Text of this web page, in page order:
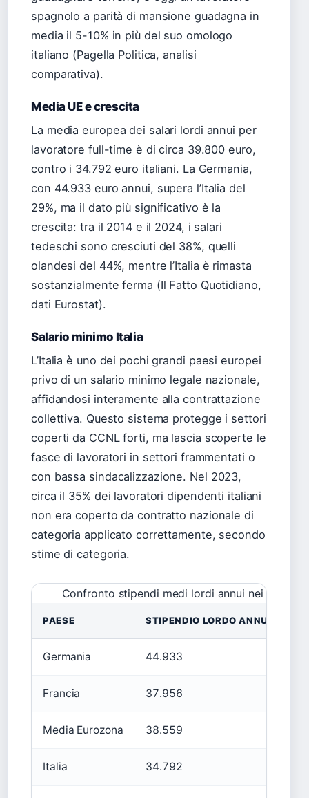
spagnolo a parità di mansione guadagna in
media il 5-10% in più del suo omologo
italiano (Pagella Politica, analisi
comparativa).
Media UE e crescita
La media europea dei salari lordi annui per
lavoratore full-time è di circa 39.800 euro,
contro i 34.792 euro italiani. La Germania,
con 44.933 euro annui, supera l’Italia del
29%, ma il dato più significativo è la
crescita: tra il 2014 e il 2024, i salari
tedeschi sono cresciuti del 38%, quelli
olandesi del 44%, mentre l’Italia è rimasta
sostanzialmente ferma (Il Fatto Quotidiano,
dati Eurostat).
Salario minimo Italia
L’Italia è uno dei pochi grandi paesi europei
privo di un salario minimo legale nazionale,
affidandosi interamente alla contrattazione
collettiva. Questo sistema protegge i settori
coperti da CCNL forti, ma lascia scoperte le
fasce di lavoratori in settori frammentati o
con bassa sindacalizzazione. Nel 2023,
circa il 35% dei lavoratori dipendenti italiani
non era coperto da contratto nazionale di
categoria applicato correttamente, secondo
stime di categoria.
Confronto stipendi medi lordi annui nei
PAESE STIPENDIO LORDO ANNUO (EUR)
Germania 44.933
Francia 37.956
Media Eurozona 38.559
Italia 34.792